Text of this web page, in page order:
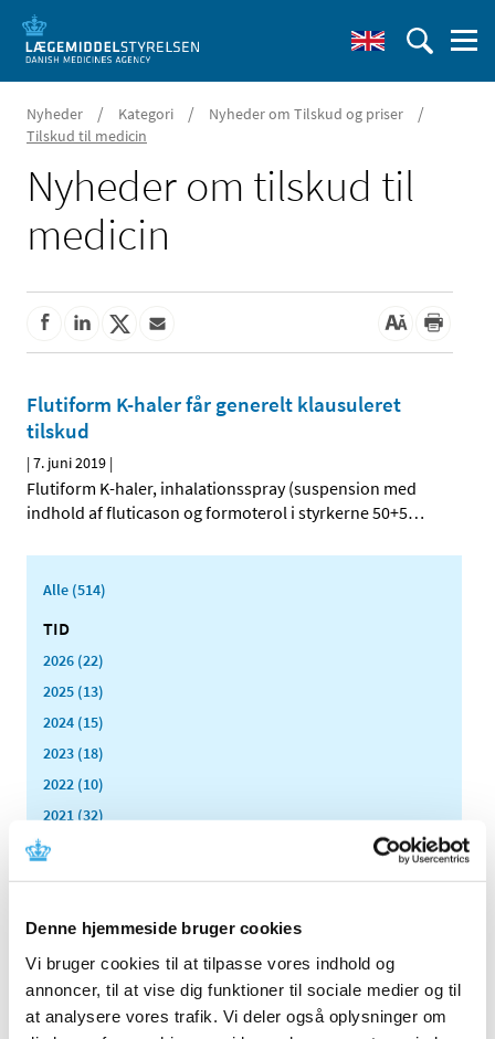
Denne hjemmeside bruger cookies
Vi bruger cookies til at tilpasse vores indhold og
annoncer, til at vise dig funktioner til sociale medier og til
at analysere vores trafik. Vi deler også oplysninger om
Nyheder / Kategori / Nyheder om Tilskud og priser /
Tilskud til medicin
Nyheder om tilskud til
medicin
Flutiform K-haler får generelt klausuleret
tilskud
|7. juni 2019 |
Flutiform K-haler, inhalationsspray (suspension med
indhold af fluticason og formoterol i styrkerne 50+5…
Alle (514)
TID
2026 (22)
2025 (13)
2024 (15)
2023 (18)
2022 (10)
2021 (32)
2020 (13)
2019 (41)
november (5)
oktober (7)
september (2)
august (3)